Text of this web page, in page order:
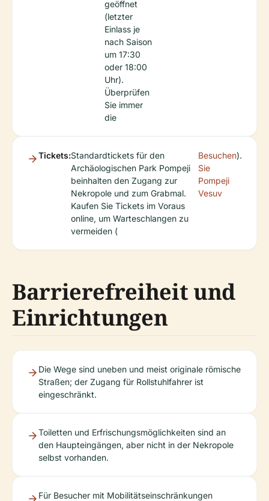
geöffnet
(letzter
Einlass je
nach Saison
um 17:30
oder 18:00
Uhr).
Überprüfen
Sie immer
die
Tickets:Standardtickets für den
Archäologischen Park Pompeji
beinhalten den Zugang zur
Nekropole und zum Grabmal.
Kaufen Sie Tickets im Voraus
online, um Warteschlangen zu
vermeiden (
Besuchen
Sie
Pompeji
Vesuv
).
Barrierefreiheit und
Einrichtungen
Die Wege sind uneben und meist originale römische
Straßen; der Zugang für Rollstuhlfahrer ist
eingeschränkt.
Toiletten und Erfrischungsmöglichkeiten sind an
den Haupteingängen, aber nicht in der Nekropole
selbst vorhanden.
Für Besucher mit Mobilitätseinschränkungen